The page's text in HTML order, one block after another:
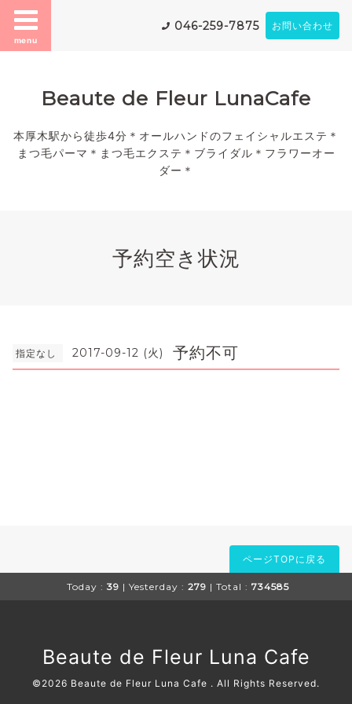
menu
046-259-7875 お問い合わせ
Beaute de Fleur LunaCafe
本厚木駅から徒歩4分＊オールハンドのフェイシャルエステ＊
まつ毛パーマ＊まつ毛エクステ＊ブライダル＊フラワーオー
ダー＊
予約空き状況
指定なし 2017-09-12 (火) 予約不可
ページTOPに戻る
Today : 39 | Yesterday : 279 | Total : 734585
Beaute de Fleur Luna Cafe
©2026 Beaute de Fleur Luna Cafe . All Rights Reserved.